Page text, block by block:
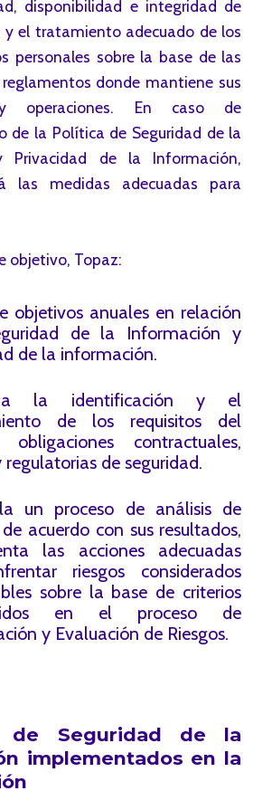
disponibilidad e integridad de
el tratamiento adecuado de los
personales sobre la base de las
donde mantiene sus
operaciones. En caso de
de la Política de Seguridad de la
Privacidad de la Información,
las medidas adecuadas para
objetivo, Topaz:
objetivos anuales en relación
de la Información y
de la información.
la identificación y el
de los requisitos del
obligaciones contractuales,
regulatorias de seguridad.
un proceso de análisis de
acuerdo con sus resultados,
las acciones adecuadas
riesgos considerados
sobre la base de criterios
en el proceso de
y Evaluación de Riesgos.
de Seguridad de la
implementados en la